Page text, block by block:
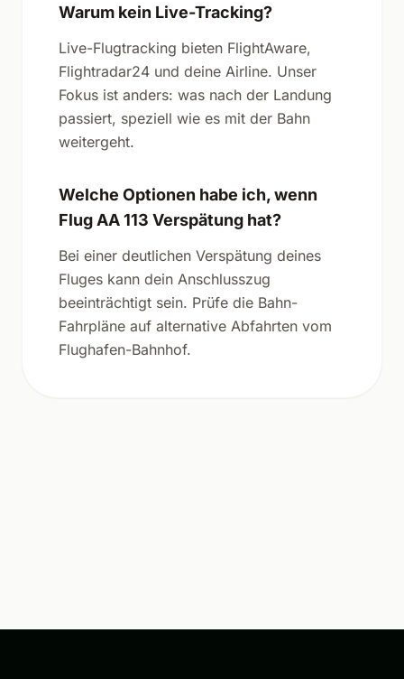
Warum kein Live-Tracking?
Live-Flugtracking bieten FlightAware,
Flightradar24 und deine Airline. Unser
Fokus ist anders: was nach der Landung
passiert, speziell wie es mit der Bahn
weitergeht.
Welche Optionen habe ich, wenn
Flug AA 113 Verspätung hat?
Bei einer deutlichen Verspätung deines
Fluges kann dein Anschlusszug
beeinträchtigt sein. Prüfe die Bahn-
Fahrpläne auf alternative Abfahrten vom
Flughafen-Bahnhof.